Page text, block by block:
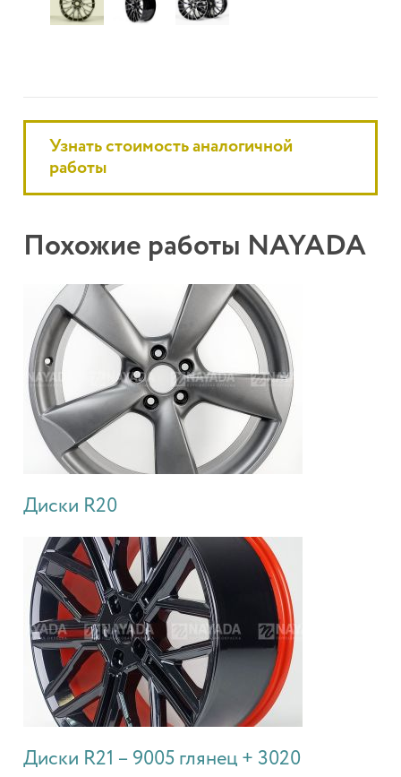
Узнать стоимость аналогичной
работы
Похожие работы NAYADA
Диски R20
Диски R21 – 9005 глянец + 3020